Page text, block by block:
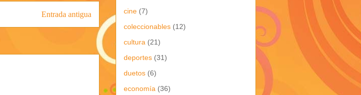
Entrada antigua
cine (7)
coleccionables (12)
cultura (21)
deportes (31)
duetos (6)
economía (36)